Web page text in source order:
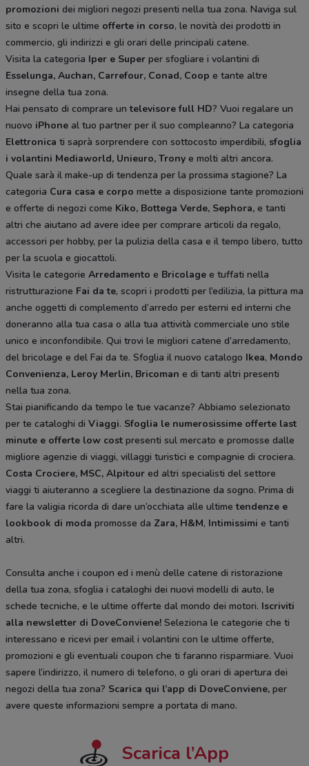
promozioni dei migliori negozi presenti nella tua zona. Naviga sul
sito e scopri le ultime offerte in corso, le novità dei prodotti in
commercio, gli indirizzi e gli orari delle principali catene.
Visita la categoria Iper e Super per sfogliare i volantini di
Esselunga, Auchan, Carrefour, Conad, Coop e tante altre
insegne della tua zona.
Hai pensato di comprare untelevisore full HD? Vuoi regalare un
nuovo iPhone al tuo partner per il suo compleanno? La categoria
Elettronica ti saprà sorprendere con sottocosto imperdibili, sfoglia
i volantini Mediaworld, Unieuro, Trony e molti altri ancora.
Quale sarà il make-up di tendenza per la prossima stagione? La
categoria Cura casa e corpo mette a disposizione tante promozioni
e offerte di negozi come Kiko, Bottega Verde, Sephora, e tanti
altri che aiutano ad avere idee per comprare articoli da regalo,
accessori per hobby, per la pulizia della casa e il tempo libero, tutto
per la scuola e giocattoli.
Visita le categorie Arredamento e Bricolage e tuffati nella
ristrutturazione Fai da te, scopri i prodotti per l’edilizia, la pittura ma
anche oggetti di complemento d’arredo per esterni ed interni che
doneranno alla tua casa o alla tua attività commerciale uno stile
unico e inconfondibile. Qui trovi le migliori catene d’arredamento,
del bricolage e del Fai da te. Sfoglia il nuovo catalogo Ikea, Mondo
Convenienza, Leroy Merlin, Bricoman e di tanti altri presenti
nella tua zona.
Stai pianificando da tempo le tue vacanze? Abbiamo selezionato
per te cataloghi di Viaggi. Sfoglia le numerosissime offerte last
minute e offerte low cost presenti sul mercato e promosse dalle
migliore agenzie di viaggi, villaggi turistici e compagnie di crociera.
Costa Crociere, MSC, Alpitour ed altri specialisti del settore
viaggi ti aiuteranno a scegliere la destinazione da sogno. Prima di
fare la valigia ricorda di dare un’occhiata alle ultimetendenze e
lookbook di moda promosse da Zara, H&M, Intimissimi e tanti
altri.
Consulta anche i coupon ed i menù delle catene di ristorazione
della tua zona, sfoglia i cataloghi dei nuovi modelli di auto, le
schede tecniche, e le ultime offerte dal mondo dei motori. Iscriviti
alla newsletter di DoveConviene! Seleziona le categorie che ti
interessano e ricevi per email i volantini con le ultime offerte,
promozioni e gli eventuali coupon che ti faranno risparmiare. Vuoi
sapere l’indirizzo, il numero di telefono, o gli orari di apertura dei
negozi della tua zona? Scarica qui l’app di DoveConviene, per
avere queste informazioni sempre a portata di mano.
Scarica l’App